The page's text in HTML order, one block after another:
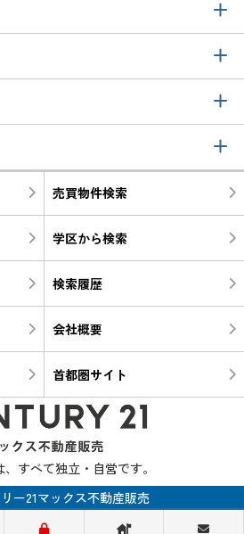
売買物件検索
学区から検索
検索履歴
会社概要
首都圏サイト
すべて独立・自営です。
ー21マックス不動産販売